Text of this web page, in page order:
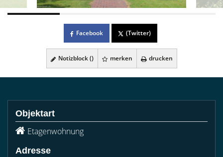
Facebook (Twitter)
Notizblock () merken drucken
Objektart
Etagenwohnung
Adresse